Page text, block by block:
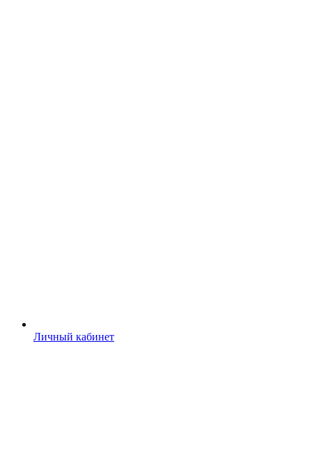
Личный кабинет